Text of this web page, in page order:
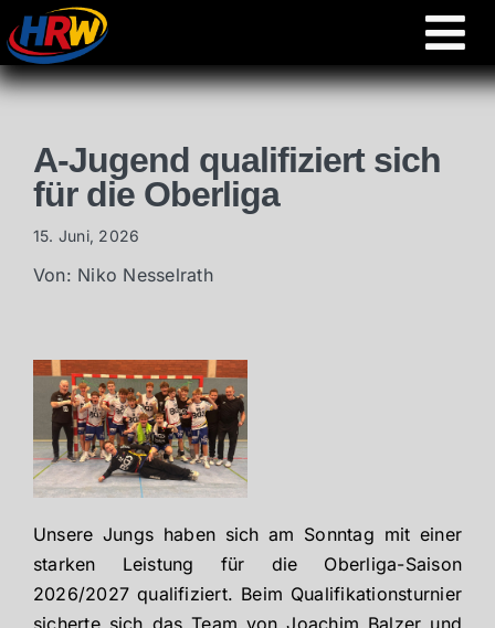
Skip
to
content
Jugend
Handball360
A-Jugend qualifiziert sich
für die Oberliga
15. Juni, 2026
Von: Niko Nesselrath
Unsere Jungs haben sich am Sonntag mit einer
starken Leistung für die Oberliga-Saison
2026/2027 qualifiziert. Beim Qualifikationsturnier
sicherte sich das Team von Joachim Balzer und